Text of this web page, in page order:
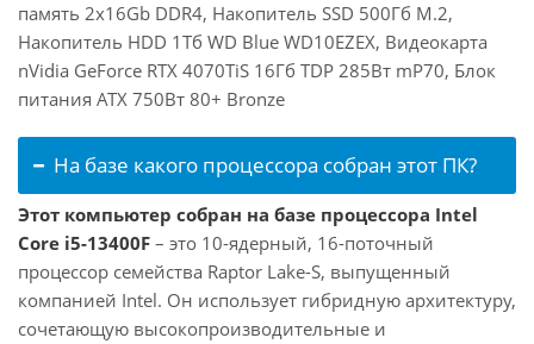
память 2x16Gb DDR4, Накопитель SSD 500Гб M.2,
Накопитель HDD 1Тб WD Blue WD10EZEX, Видеокарта
nVidia GeForce RTX 4070TiS 16Гб TDP 285Вт mP70, Блок
питания ATX 750Вт 80+ Bronze
На базе какого процессора собран этот ПК?
Этот компьютер собран на базе процессора Intel
Core i5-13400F – это 10-ядерный, 16-поточный
процессор семейства Raptor Lake-S, выпущенный
компанией Intel. Он использует гибридную архитектуру,
сочетающую высокопроизводительные и